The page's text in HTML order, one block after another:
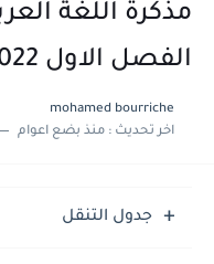
مذكرة اللغة
الفصل الاول 2022-2023
mohamed bourriche
اخر تحديث :منذ بضع اعوام
جدول التنقل